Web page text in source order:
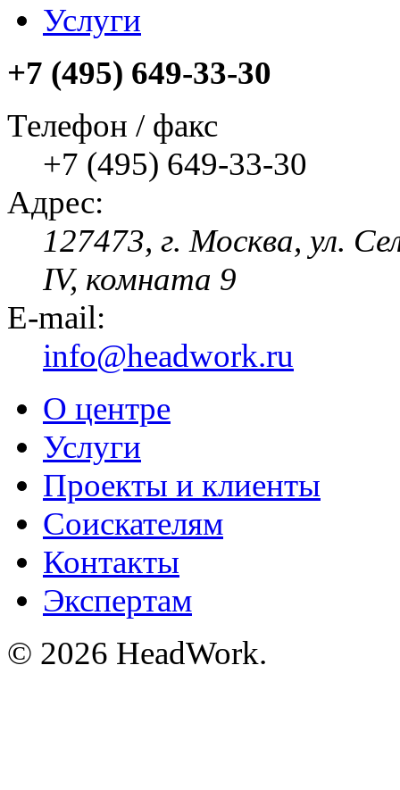
Услуги
+7 (495) 649-33-30
Телефон / факс
+7 (495) 649-33-30
Адрес:
127473, г. Москва, ул.
IV, комната 9
E-mail:
info@headwork.ru
О центре
Услуги
Проекты и клиенты
Соискателям
Контакты
Экспертам
© 2026 HeadWork.